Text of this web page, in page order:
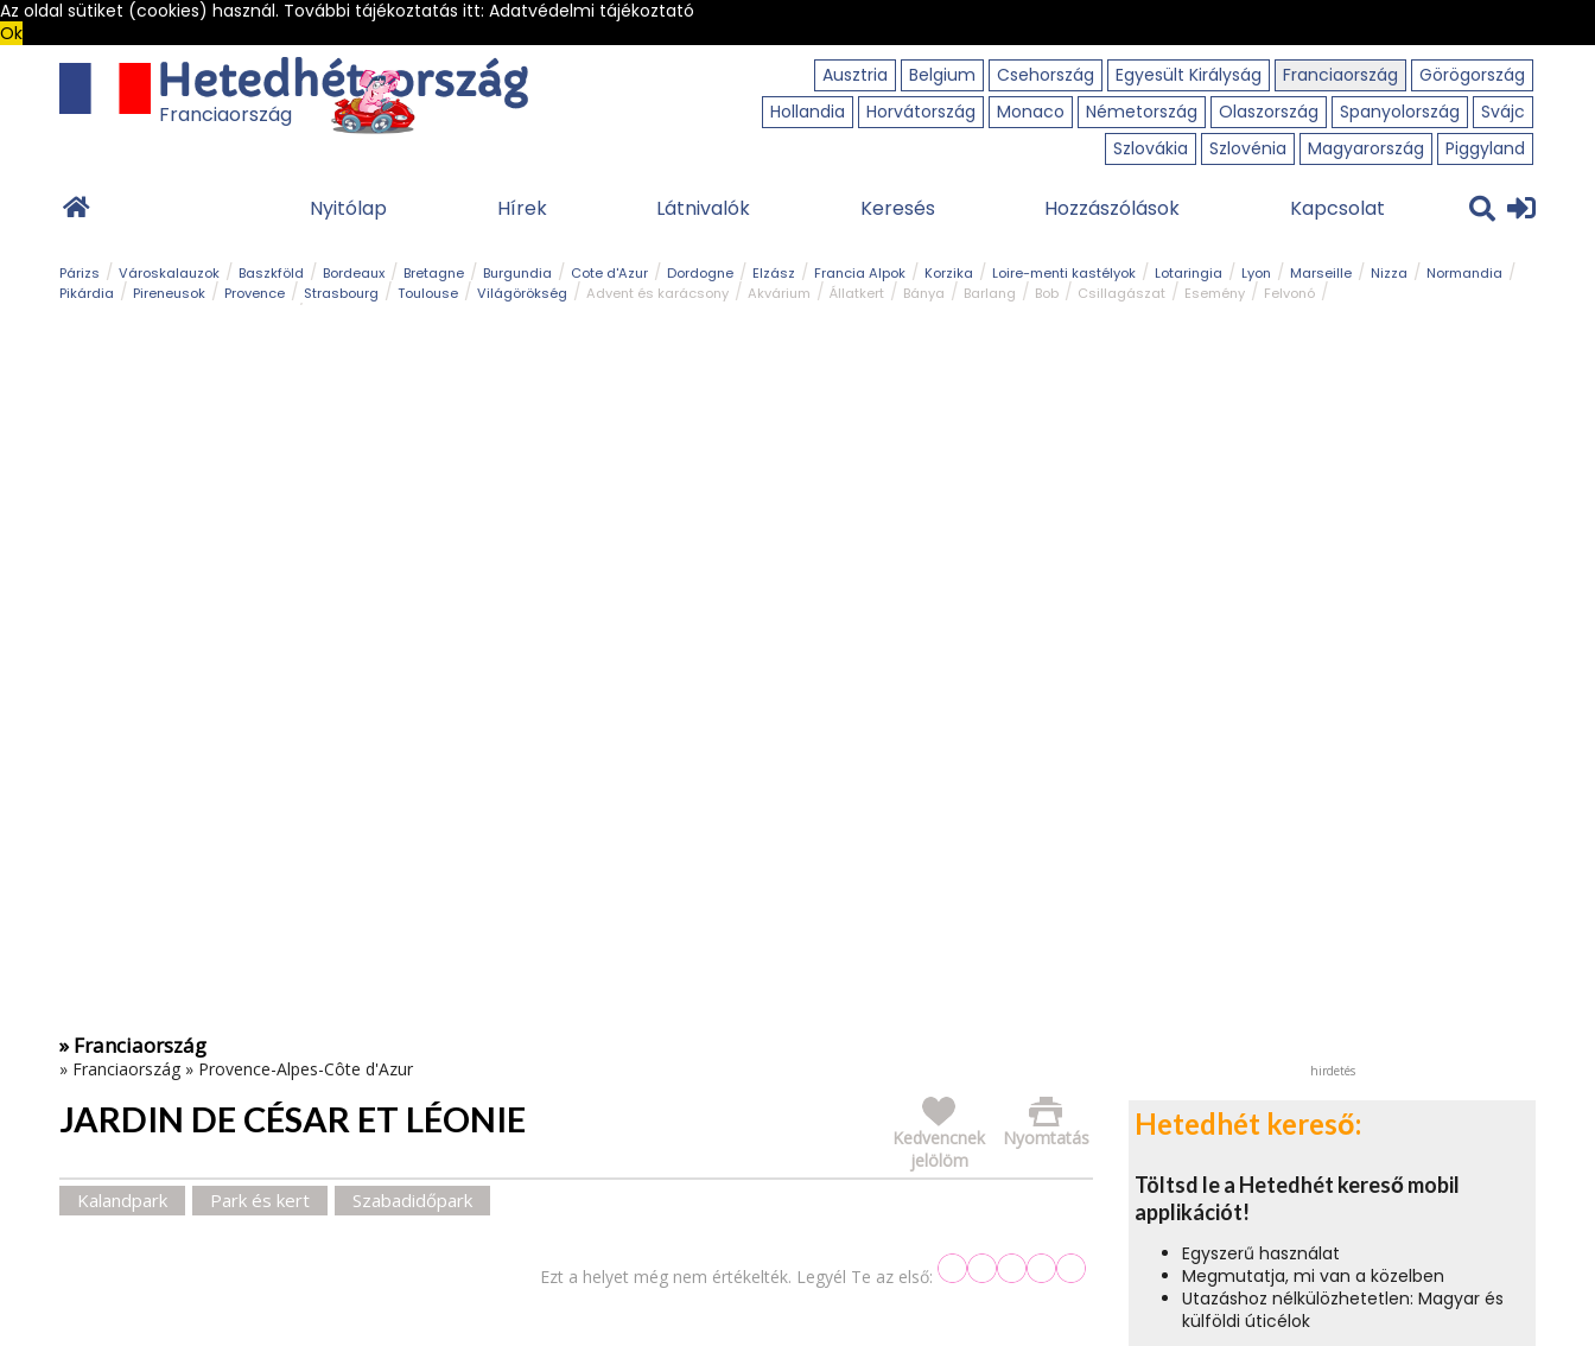
Az oldal sütiket (cookies) használ. További tájékoztatás itt: Adatvédelmi tájékoztató
Ok
Ausztria
Belgium Csehország Egyesült Királyság Franciaország
Görögország
Hollandia
Horvátország Monaco Németország Olaszország Spanyolország
Svájc
Szlovákia
Szlovénia Magyarország Piggyland
Franciaország
Nyitólap Hírek Látnivalók Keresés Hozzászólások Kapcsolat
Párizs Városkalauzok Baszkföld Bordeaux Bretagne Burgundia Cote d'Azur Dordogne Elzász Francia Alpok Korzika Loire-menti kastélyok Lotaringia Lyon Marseille Nizza
Normandia
Pikárdia
Pireneusok Provence Strasbourg Toulouse Világörökség Advent és karácsony Akvárium Állatkert Bánya Barlang Bob Csillagászat Esemény
Felvonó
» Franciaország
» Franciaország » Provence-Alpes-Côte d'Azur
JARDIN DE CÉSAR ET LÉONIE Nyomtatás
Kedvencnek
jelölöm
Kalandpark Park és kert Szabadidőpark
Ezt a helyet még nem értékelték. Legyél Te az első:
hirdetés
Hetedhét kereső:
Töltsd le a Hetedhét kereső mobil
applikációt!
Egyszerű használat
Megmutatja, mi van a közelben
Utazáshoz nélkülözhetetlen: Magyar és
külföldi úticélok